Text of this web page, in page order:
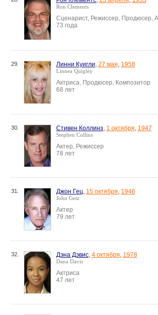
Ron Clements
Сценарист, Режиссер, Продюсер,
73 года
29. Линни Куигли, 27 мая, 1958
Linnea Quigley
Актриса, Продюсер, Композитор
68 лет
30. Стивен Коллинз, 1 октября, 1947
Stephen Collins
Актер, Режиссер
78 лет
31. Джон Гец, 15 октября, 1946
John Getz
Актер
79 лет
32. Дэна Дэвис, 4 октября, 1978
Dana Davis
Актриса
47 лет